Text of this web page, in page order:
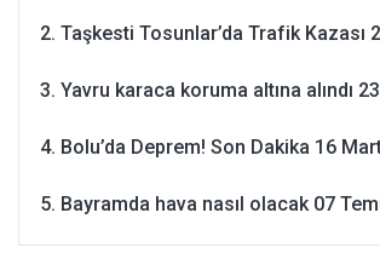
Taşkesti Tosunlar’da Trafik Kazası
Yavru karaca koruma altına alındı
Bolu’da Deprem! Son Dakika 16
Bayramda hava nasıl olacak 07